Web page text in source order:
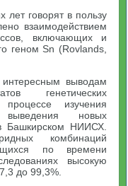
лет говорят в пользу
взаимодействием
включающих и
геном Sn (Rovlands,
выводам
генетических
изучения
новых
Башкирском НИИСХ.
комбинаций
по времени
высокую
до 99,3%.